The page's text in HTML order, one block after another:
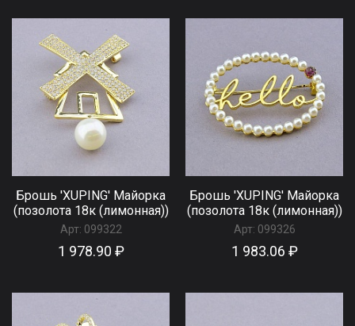
Брошь 'XUPING' Майорка
(позолота 18к (лимонная))
Арт: 099322
1 978.90 ₽
Брошь 'XUPING' Майорка
(позолота 18к (лимонная))
Арт: 099326
1 983.06 ₽